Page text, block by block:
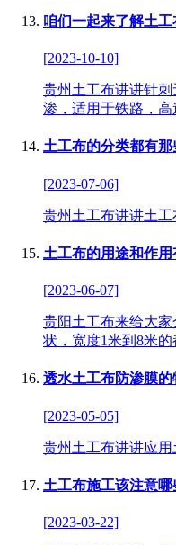
咱们一起来了解土
[2023-10-10]
贵州土工布讲讲针
渗，适用于铁路，高
土工布的分类都有那
[2023-07-06]
贵州土工布讲讲土
土工布的用途和作用
[2023-06-07]
贵阳土工布来给大
状，宽度1米到8米
透水土工布防渗膜的
[2023-05-05]
贵州土工布讲讲应
土工布施工该注意哪
[2023-03-22]